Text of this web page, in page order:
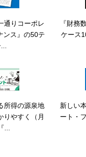
通りコーポレ
ンス』の50テ
『財務
ケース
所得の源泉地
りやすく（月
...
新しい
ート・